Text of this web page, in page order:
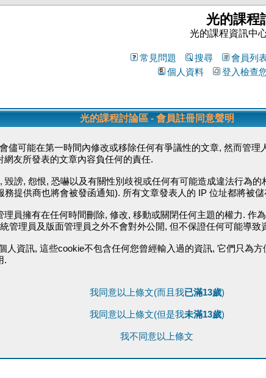
光的課程
光的課程資訊中
常見問題 搜尋 會員列
個人資料
登入檢查
光的課程討論區 - 會員註冊同意聲明
儘可能在第一時間內修改或移除任何有爭議性的文章, 然而管
友所發表的文章內容負任何的責任.
謗, 怨恨, 恐嚇以及有關性別歧視或任何有可能造成違法行為
提供商也將會被發函通知). 所有文章發表人的 IP 位址都將被
員擁有在任何時間刪除, 修改, 移動或關閉任何主題的權力. 作
管理員及版面管理員之外不會對外公開, 但不保證任何可能導致
人資訊, 這些cookie不包含任何您曾經輸入過的資訊, 它們只為
.
我同意以上條文(而且我已滿13歲)
我同意以上條文(但是我未滿13歲)
我不同意以上條文